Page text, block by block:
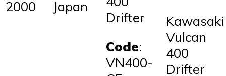
2000 Japan
Drifter
Code:
VN400-
Kawasaki
Vulcan
400
Drifter